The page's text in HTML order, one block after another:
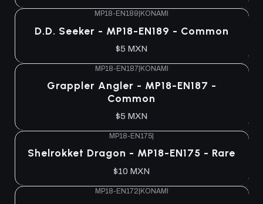
MP18-EN189 KONAMI
D.D. Seeker - MP18-EN189 - Common
$5 MXN
MP18-EN187|KONAMI
Grappler Angler - MP18-EN187 -
Common
$5 MXN
MP18-EN175
Shelrokket Dragon - MP18-EN175 - Rare
$10 MXN
MP18-EN172|KONAMI